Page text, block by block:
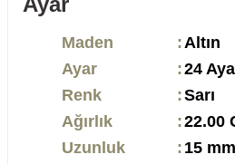
Maden :Altın
Ayar
:24
Renk
:Sarı
Ağırlık
:22.00
Uzunluk
: 15 mm